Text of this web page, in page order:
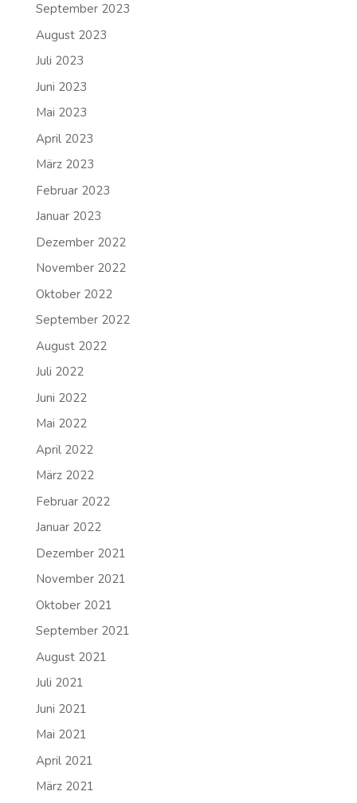
September 2023
August 2023
Juli 2023
Juni 2023
Mai 2023
April 2023
März 2023
Februar 2023
Januar 2023
Dezember 2022
November 2022
Oktober 2022
September 2022
August 2022
Juli 2022
Juni 2022
Mai 2022
April 2022
März 2022
Februar 2022
Januar 2022
Dezember 2021
November 2021
Oktober 2021
September 2021
August 2021
Juli 2021
Juni 2021
Mai 2021
April 2021
März 2021